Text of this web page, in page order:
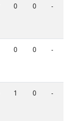
0 0 -
0 0 -
1 0 -